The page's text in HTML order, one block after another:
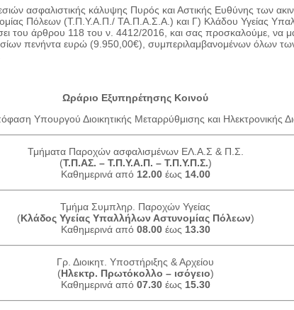
ασφαλιστικής κάλυψης Πυρός και Αστικής Ευθύνης των
Πόλεων (Τ.Π.Υ.Α.Π./ ΤΑ.Π.Α.Σ.Α.) και Γ) Κλάδου Υγείας
του άρθρου 118 του ν. 4412/2016, και σας προσκαλούμε, να
πενήντα ευρώ (9.950,00€), συμπεριλαμβανομένων όλων
Ωράριο Εξυπηρέτησης Κοινού
Υπουργού Διοικητικής Μεταρρύθμισης και Ηλεκτρονικής
Τμήματα Παροχών ασφαλισμένων ΕΛ.Α.Σ & Π.Σ.
(Τ.Π.ΑΣ. – Τ.Π.Υ.Α.Π. – Τ.Π.Υ.Π.Σ.)
Καθημερινά από 12.00 έως 14.00
Τμήμα Συμπληρ. Παροχών Υγείας
(Κλάδος Υγείας Υπαλλήλων Αστυνομίας Πόλεων)
Καθημερινά από 08.00έως 13.30
Γρ. Διοικητ. Υποστήριξης & Αρχείου
(Ηλεκτρ. Πρωτόκολλο – ισόγειο)
Καθημερινά από 07.30έως 15.30